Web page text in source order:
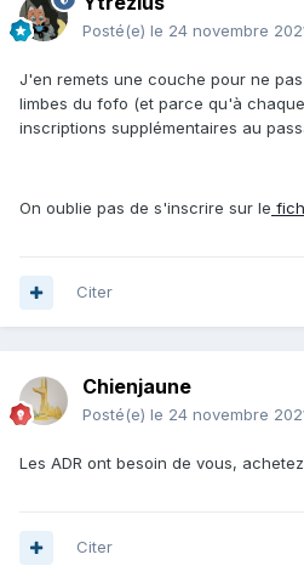
Posté(e) le 24 novembre
J'en remets une couche pour ne
limbes du fofo (et parce qu'à
inscriptions supplémentaires au
On oublie pas de s'inscrire sur le
Citer
Chienjaune
Posté(e) le 24 novembre
Les ADR ont besoin de vous,
Citer